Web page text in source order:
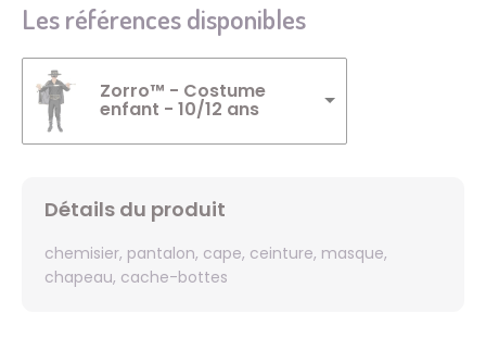
Les références disponibles
Zorro™ - Costume
enfant - 10/12 ans
Détails du produit
chemisier, pantalon, cape, ceinture, masque,
chapeau, cache-bottes